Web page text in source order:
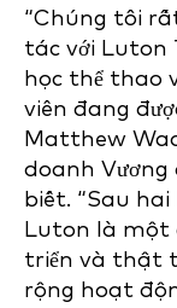
“Chúng tôi
tác với Luton
học thể thao
viên đang
Matthew
doanh
biết. “Sau
Luton là một
triển và thật
rộng hoạt